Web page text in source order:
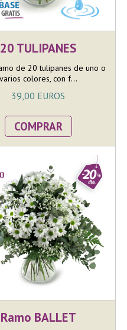
20 TULIPANES
de 20 tulipanes de uno o
varios colores, con f...
39,00 EUROS
COMPRAR
Ramo BALLET